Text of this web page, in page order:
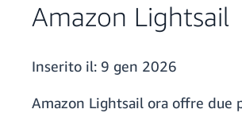
Amazon Lightsail
Inserito il: 9 gen 2026
Amazon Lightsail ora offre due